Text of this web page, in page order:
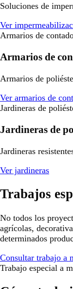
Soluciones de
Ver
Armarios de
Armarios de
Armarios de
Ver armarios de
Jardineras de
Jardineras de
Jardineras
Ver jardineras
Trabajos
No todos los
agrícolas,
determinados
Consultar trabajo a
Trabajo especial a